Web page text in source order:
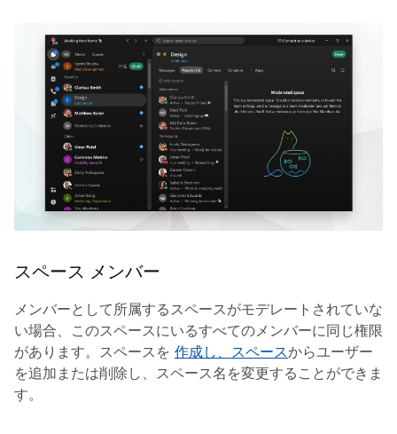
スペース メンバー
メンバーとして所属するスペースがモデレートされていな
い場合、このスペースにいるすべてのメンバーに同じ権限
があります。スペースを 作成し、スペースからユーザー
を追加または削除し、スペース名を変更することができま
す。